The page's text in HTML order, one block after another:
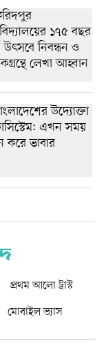
প্রথম আলো ট্রাস্ট
মোবাইল ভ্যাস